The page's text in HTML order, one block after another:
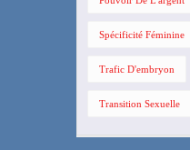
Spécificité Féminine
Trafic D'embryon
Transition Sexuelle